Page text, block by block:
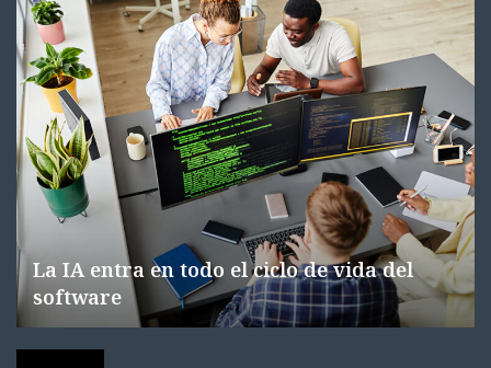
La IA entra en todo el ciclo de vida del
software